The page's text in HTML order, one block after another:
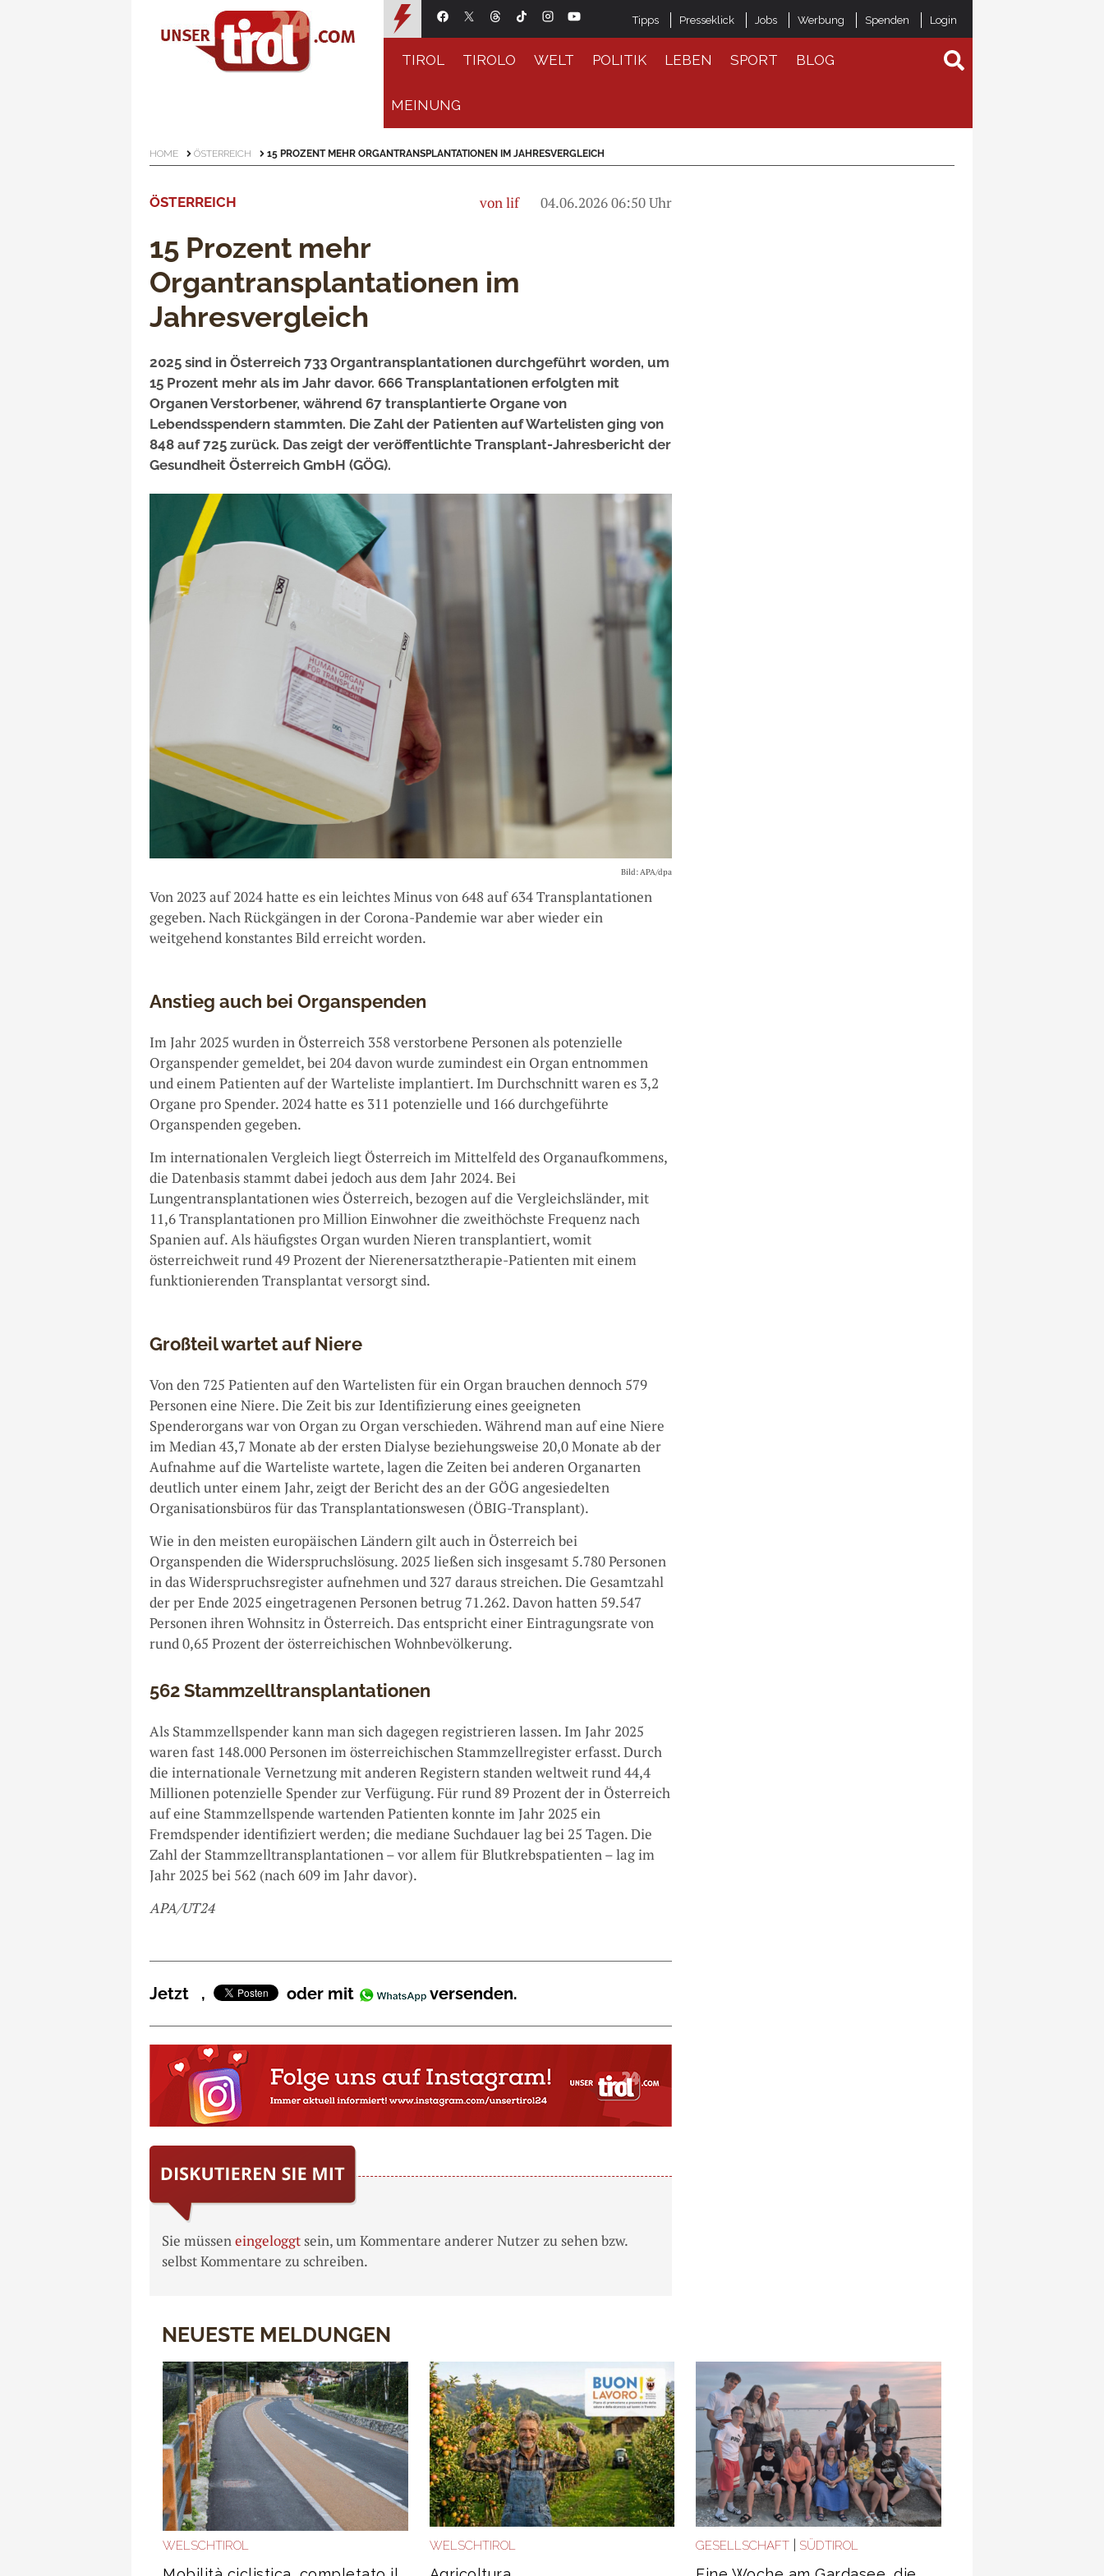
Tipps Presseklick Jobs Werbung Spenden Login
TIROL TIROLO WELT POLITIK LEBEN SPORT BLOG
MEINUNG
HOME ÖSTERREICH 15 PROZENT MEHR ORGANTRANSPLANTATIONEN IM JAHRESVERGLEICH
ÖSTERREICH von lif 04.06.2026 06:50 Uhr
15 Prozent mehr
Organtransplantationen im
Jahresvergleich
2025 sind in Österreich 733 Organtransplantationen durchgeführt worden, um
15 Prozent mehr als im Jahr davor. 666 Transplantationen erfolgten mit
Organen Verstorbener, während 67 transplantierte Organe von
Lebendsspendern stammten. Die Zahl der Patienten auf Wartelisten ging von
848 auf 725 zurück. Das zeigt der veröffentlichte Transplant-Jahresbericht der
Gesundheit Österreich GmbH (GÖG).
Bild: APA/dpa
Von 2023 auf 2024 hatte es ein leichtes Minus von 648 auf 634 Transplantationen
gegeben. Nach Rückgängen in der Corona-Pandemie war aber wieder ein
weitgehend konstantes Bild erreicht worden.
Anstieg auch bei Organspenden
Im Jahr 2025 wurden in Österreich 358 verstorbene Personen als potenzielle
Organspender gemeldet, bei 204 davon wurde zumindest ein Organ entnommen
und einem Patienten auf der Warteliste implantiert. Im Durchschnitt waren es 3,2
Organe pro Spender. 2024 hatte es 311 potenzielle und 166 durchgeführte
Organspenden gegeben.
Im internationalen Vergleich liegt Österreich im Mittelfeld des Organaufkommens,
die Datenbasis stammt dabei jedoch aus dem Jahr 2024. Bei
Lungentransplantationen wies Österreich, bezogen auf die Vergleichsländer, mit
11,6 Transplantationen pro Million Einwohner die zweithöchste Frequenz nach
Spanien auf. Als häufigstes Organ wurden Nieren transplantiert, womit
österreichweit rund 49 Prozent der Nierenersatztherapie-Patienten mit einem
funktionierenden Transplantat versorgt sind.
Großteil wartet auf Niere
Von den 725 Patienten auf den Wartelisten für ein Organ brauchen dennoch 579
Personen eine Niere. Die Zeit bis zur Identifizierung eines geeigneten
Spenderorgans war von Organ zu Organ verschieden. Während man auf eine Niere
im Median 43,7 Monate ab der ersten Dialyse beziehungsweise 20,0 Monate ab der
Aufnahme auf die Warteliste wartete, lagen die Zeiten bei anderen Organarten
deutlich unter einem Jahr, zeigt der Bericht des an der GÖG angesiedelten
Organisationsbüros für das Transplantationswesen (ÖBIG-Transplant).
Wie in den meisten europäischen Ländern gilt auch in Österreich bei
Organspenden die Widerspruchslösung. 2025 ließen sich insgesamt 5.780 Personen
in das Widerspruchsregister aufnehmen und 327 daraus streichen. Die Gesamtzahl
der per Ende 2025 eingetragenen Personen betrug 71.262. Davon hatten 59.547
Personen ihren Wohnsitz in Österreich. Das entspricht einer Eintragungsrate von
rund 0,65 Prozent der österreichischen Wohnbevölkerung.
562 Stammzelltransplantationen
Als Stammzellspender kann man sich dagegen registrieren lassen. Im Jahr 2025
waren fast 148.000 Personen im österreichischen Stammzellregister erfasst. Durch
die internationale Vernetzung mit anderen Registern standen weltweit rund 44,4
Millionen potenzielle Spender zur Verfügung. Für rund 89 Prozent der in Österreich
auf eine Stammzellspende wartenden Patienten konnte im Jahr 2025 ein
Fremdspender identifiziert werden; die mediane Suchdauer lag bei 25 Tagen. Die
Zahl der Stammzelltransplantationen – vor allem für Blutkrebspatienten – lag im
Jahr 2025 bei 562 (nach 609 im Jahr davor).
APA/UT24
Jetzt , oder mit versenden.
Sie müsseneingeloggt sein, um Kommentare anderer Nutzer zu sehen bzw.
selbst Kommentare zu schreiben.
NEUESTE MELDUNGEN
WELSCHTIROL WELSCHTIROL GESELLSCHAFT SÜDTIROL